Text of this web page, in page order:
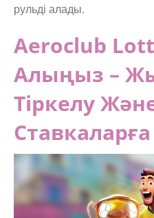
рульді алады.
Aeroclub
Алыңыз –
Тіркелу